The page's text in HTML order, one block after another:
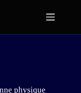
physique